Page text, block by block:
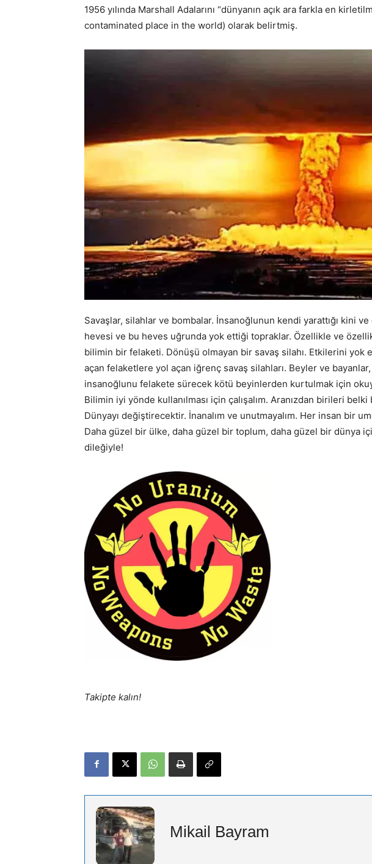
1956 yılında Marshall Adalarını “dünyanın açık ara farkla en
contaminated place in the world) olarak belirtmiş.
Savaşlar, silahlar ve bombalar. İnsanoğlunun kendi yarattığı kini
hevesi ve bu heves uğrunda yok ettiği topraklar. Özellikle ve
bilimin bir felaketi. Dönüşü olmayan bir savaş silahı. Etkilerini yok
açan felaketlere yol açan iğrenç savaş silahları. Beyler ve
insanoğlunu felakete sürecek kötü beyinlerden kurtulmak için
Bilimin iyi yönde kullanılması için çalışalım. Aranızdan birileri belki
Dünyayı değiştirecektir. İnanalım ve unutmayalım. Her insan bir
Daha güzel bir ülke, daha güzel bir toplum, daha güzel bir dünya
dileğiyle!
Takipte kalın!
Mikail Bayram